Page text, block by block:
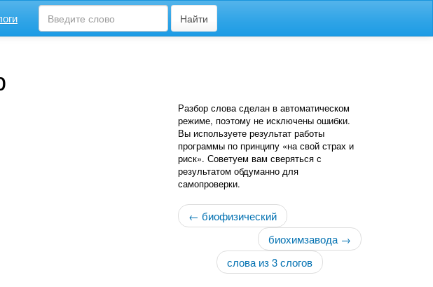
Найти
Разбор слова сделан в автоматическом
режиме, поэтому не исключены ошибки.
Вы используете результат работы
программы по принципу «на свой страх и
риск». Советуем вам сверяться с
результатом обдуманно для
самопроверки.
← биофизический
биохимзавода →
слова из 3 слогов